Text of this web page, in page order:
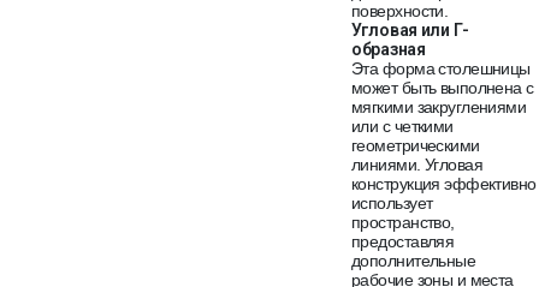
поверхности.
Угловая или Г-
образная
Эта форма столешницы
может быть выполнена с
мягкими закруглениями
или с четкими
геометрическими
линиями. Угловая
конструкция эффективно
использует
пространство,
предоставляя
дополнительные
рабочие зоны и места